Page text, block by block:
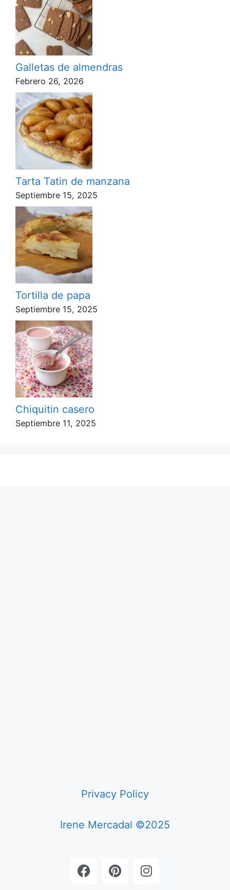
Galletas de almendras
Febrero 26, 2026
Tarta Tatin de manzana
Septiembre 15, 2025
Tortilla de papa
Septiembre 15, 2025
Chiquitin casero
Septiembre 11, 2025
Privacy Policy
Irene Mercadal ©2025